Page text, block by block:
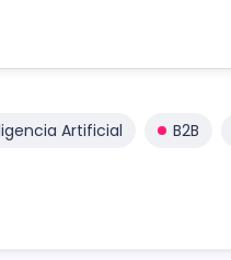
Artificial B2B